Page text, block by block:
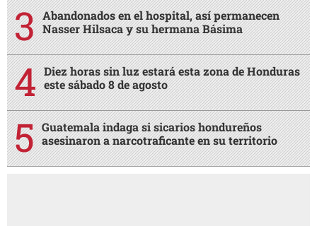
Abandonados en el hospital, así permanecen
Nasser Hilsaca y su hermana Básima
Diez horas sin luz estará esta zona de Honduras
este sábado 8 de agosto
Guatemala indaga si sicarios hondureños
asesinaron a narcotraficante en su territorio